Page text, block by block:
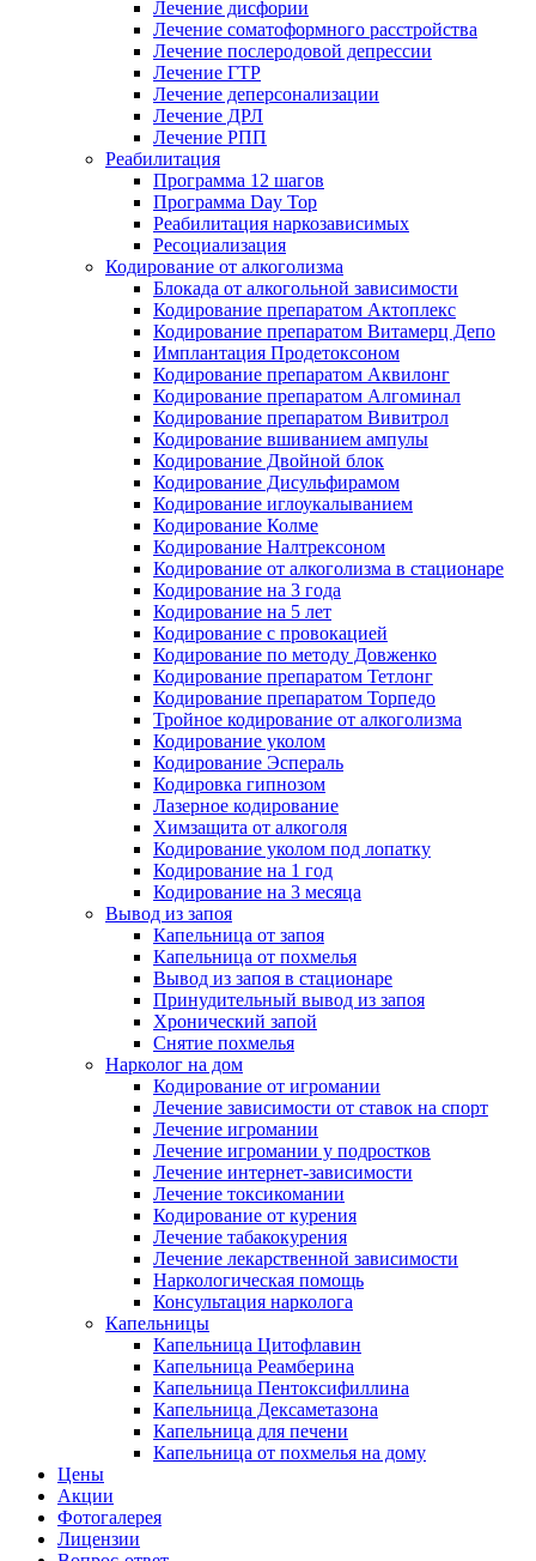
Лечение дисфории
Лечение соматоформного расстройства
Лечение послеродовой депрессии
Лечение ГТР
Лечение деперсонализации
Лечение ДРЛ
Лечение РПП
Реабилитация
Программа 12 шагов
Программа Day Top
Реабилитация наркозависимых
Ресоциализация
Кодирование от алкоголизма
Блокада от алкогольной зависимости
Кодирование препаратом Актоплекс
Кодирование препаратом Витамерц Депо
Имплантация Продетоксоном
Кодирование препаратом Аквилонг
Кодирование препаратом Алгоминал
Кодирование препаратом Вивитрол
Кодирование вшиванием ампулы
Кодирование Двойной блок
Кодирование Дисульфирамом
Кодирование иглоукалыванием
Кодирование Колме
Кодирование Налтрексоном
Кодирование от алкоголизма в стационаре
Кодирование на 3 года
Кодирование на 5 лет
Кодирование с провокацией
Кодирование по методу Довженко
Кодирование препаратом Тетлонг
Кодирование препаратом Торпедо
Тройное кодирование от алкоголизма
Кодирование уколом
Кодирование Эспераль
Кодировка гипнозом
Лазерное кодирование
Химзащита от алкоголя
Кодирование уколом под лопатку
Кодирование на 1 год
Кодирование на 3 месяца
Вывод из запоя
Капельница от запоя
Капельница от похмелья
Вывод из запоя в стационаре
Принудительный вывод из запоя
Хронический запой
Снятие похмелья
Нарколог на дом
Кодирование от игромании
Лечение зависимости от ставок на спорт
Лечение игромании
Лечение игромании у подростков
Лечение интернет-зависимости
Лечение токсикомании
Кодирование от курения
Лечение табакокурения
Лечение лекарственной зависимости
Наркологическая помощь
Консультация нарколога
Капельницы
Капельница Цитофлавин
Капельница Реамберина
Капельница Пентоксифиллина
Капельница Дексаметазона
Капельница для печени
Капельница от похмелья на дому
Цены
Акции
Фотогалерея
Лицензии